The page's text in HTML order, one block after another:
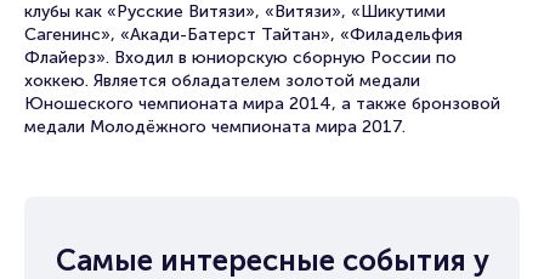
клубы как «Русские Витязи», «Витязи», «Шикутими
Сагенинс», «Акади-Батерст Тайтан», «Филадельфия
Флайерз». Входил в юниорскую сборную России по
хоккею. Является обладателем золотой медали
Юношеского чемпионата мира 2014, а также бронзовой
медали Молодёжного чемпионата мира 2017.
Самые интересные события у